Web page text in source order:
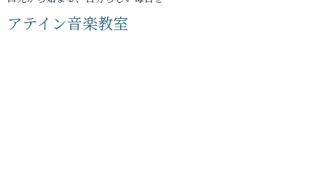
アテイン音楽教室